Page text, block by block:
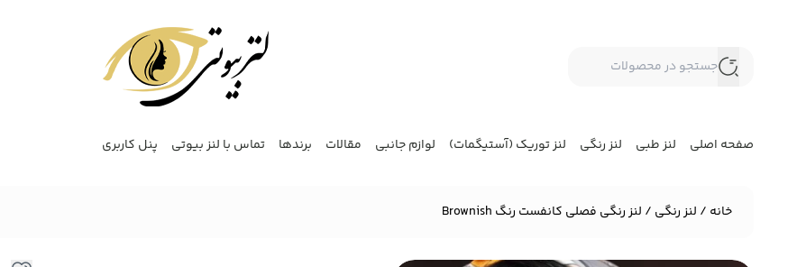
صفحه اصلی لنز طبی لنز رنگی لنز توریک (آستیگمات) لوازم جانبی مقالات برندها تماس با لنز بیوتی پنل کاربری
خانه / لنز رنگی / لنز رنگی فصلی کانفست رنگ Brownish